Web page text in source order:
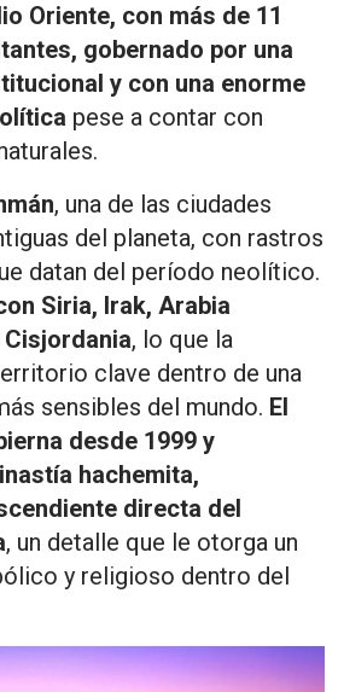
Oriente, con más de 11
gobernado por una
y con una enorme
pese a contar con
, una de las ciudades
del planeta, con rastros
datan del período neolítico.
Siria, Irak, Arabia
, lo que la
clave dentro de una
sensibles del mundo. El
desde 1999 y
hachemita,
directa del
, un detalle que le otorga un
y religioso dentro del